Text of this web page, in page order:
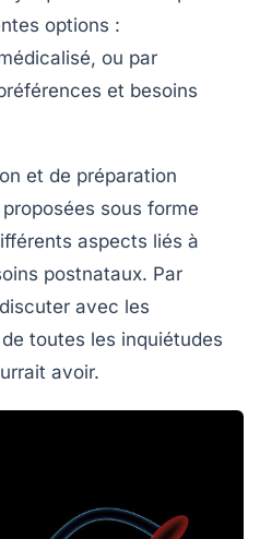
options :
ou par
et besoins
et de préparation
sous forme
aspects liés à
postnataux. Par
avec les
toutes les inquiétudes
avoir.